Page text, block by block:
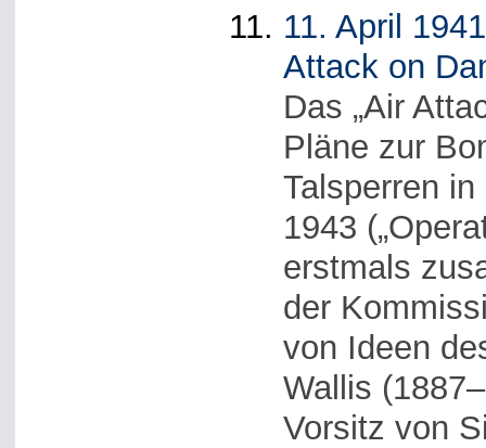
11. April
Attack on
Das „Air
Pläne zur
Talsperren
1943
erstmals
der
von Ideen
Wallis
Vorsitz von